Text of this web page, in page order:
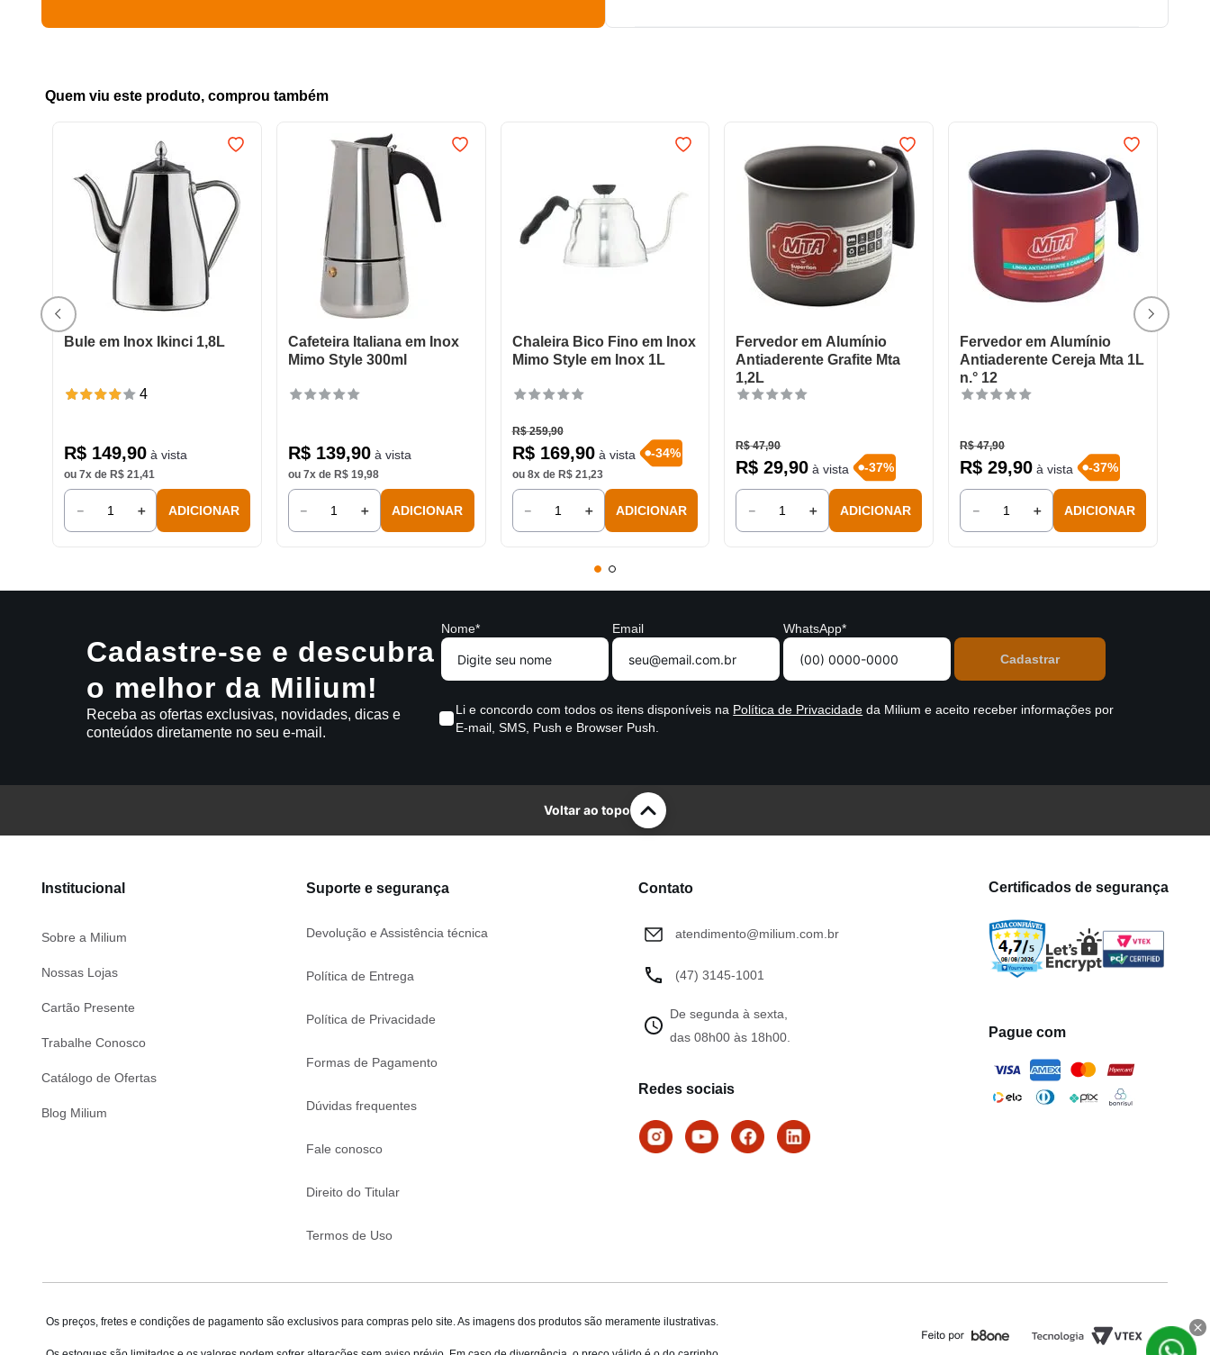
Quem viu este produto, comprou também
Bule em Inox Ikinci 1,8L
4
R$ 149,90à vista
ou 7x de R$ 21,41
＋
－ ADICIONAR
Cafeteira Italiana em Inox
Mimo Style 300ml
R$ 139,90à vista
ou 7x de R$ 19,98
＋
－ ADICIONAR
Chaleira Bico Fino em Inox
Mimo Style em Inox 1L
R$ 259,90
R$ 169,90à vista -34%
ou 8x de R$ 21,23
＋
－ ADICIONAR
Fervedor em Alumínio
Antiaderente Grafite Mta
1,2L
R$ 47,90
R$ 29,90 à vista -37%
＋
－ ADICIONAR
Fervedor em Alumínio
Antiaderente Cereja Mta 1L
n.° 12
R$ 47,90
R$ 29,90 à vista -37%
＋
－ ADICIONAR
Cadastre-se e descubra
o melhor da Milium!
Receba as ofertas exclusivas, novidades, dicas e
conteúdos diretamente no seu e-mail.
Nome* Email WhatsApp*
Li e concordo com todos os itens disponíveis na Política de Privacidade da Milium e aceito receber informações por
E-mail, SMS, Push e Browser Push.
Voltar ao topo
Institucional
Sobre a Milium
Nossas Lojas
Cartão Presente
Trabalhe Conosco
Catálogo de Ofertas
Blog Milium
Suporte e segurança
Devolução e Assistência técnica
Política de Entrega
Política de Privacidade
Formas de Pagamento
Dúvidas frequentes
Fale conosco
Direito do Titular
Termos de Uso
Contato
atendimento@milium.com.br
(47) 3145-1001
De segunda à sexta,
das 08h00 às 18h00.
Redes sociais
Certificados de segurança
Pague com
Os preços, fretes e condições de pagamento são exclusivos para compras pelo site. As imagens dos produtos são meramente ilustrativas.